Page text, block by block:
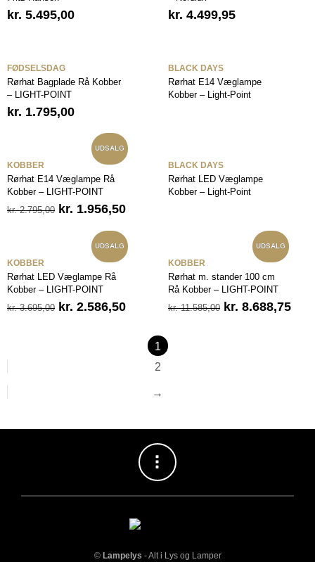
kr. 5.495,00 kr. 4.499,95
FØDSELSDAG
Rørhat Bagplade Rå Kobber
– LIGHT-POINT
kr. 1.795,00
BLACK DAYS
Rørhat E14 Væglampe
Kobber – Light-Point
UDSALG
KOBBER
Rørhat E14 Væglampe Rå
Kobber – LIGHT-POINT
kr.2.795,00 Den
kr. 2.795,00.
kr. 1.956,50Den
pris
er:
kr. 1.956,50.
BLACK DAYS
Rørhat LED Væglampe
Kobber – Light-Point
UDSALG
KOBBER
Rørhat LED Væglampe Rå
Kobber – LIGHT-POINT
kr.3.695,00 Den
kr. 2.586,50Den
kr. 2.586,50.
UDSALG
KOBBER
Rørhat m. stander 100 cm
Rå Kobber – LIGHT-POINT
kr.11.585,00 Den
kr. 8.688,75Den
1
2
→
© Lampelys - Alt i Lys og Lamper